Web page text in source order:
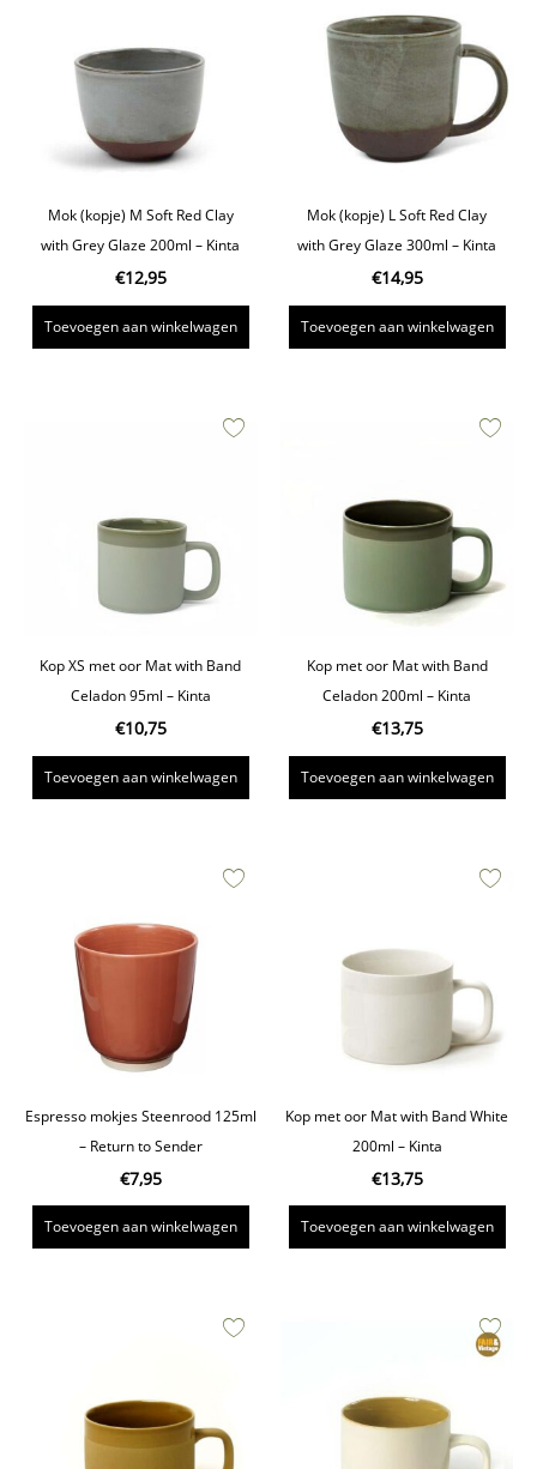
Mok (kopje) M Soft Red Clay
with Grey Glaze 200ml – Kinta
€12,95
Toevoegen aan winkelwagen
Mok (kopje) L Soft Red Clay
with Grey Glaze 300ml – Kinta
€14,95
Toevoegen aan winkelwagen
Kop XS met oor Mat with Band
Celadon 95ml – Kinta
€10,75
Toevoegen aan winkelwagen
Kop met oor Mat with Band
Celadon 200ml – Kinta
€13,75
Toevoegen aan winkelwagen
Espresso mokjes Steenrood 125ml
– Return to Sender
€7,95
Toevoegen aan winkelwagen
Kop met oor Mat with Band White
200ml – Kinta
€13,75
Toevoegen aan winkelwagen